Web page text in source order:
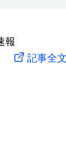
報
記事全